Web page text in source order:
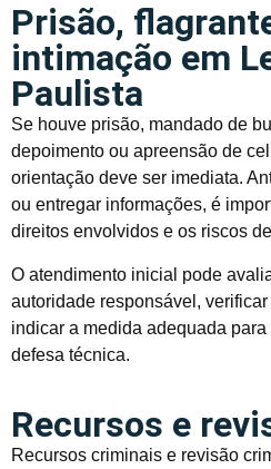
Prisão,
intimação em
Paulista
Se houve prisão, mandado de
depoimento ou apreensão de
orientação deve ser imediata.
ou entregar informações, é
direitos envolvidos e os riscos
O atendimento inicial pode
autoridade responsável,
indicar a medida adequada
defesa técnica.
Recursos e
Recursos criminais e revisão